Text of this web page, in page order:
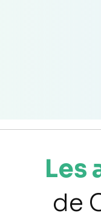
Les
de